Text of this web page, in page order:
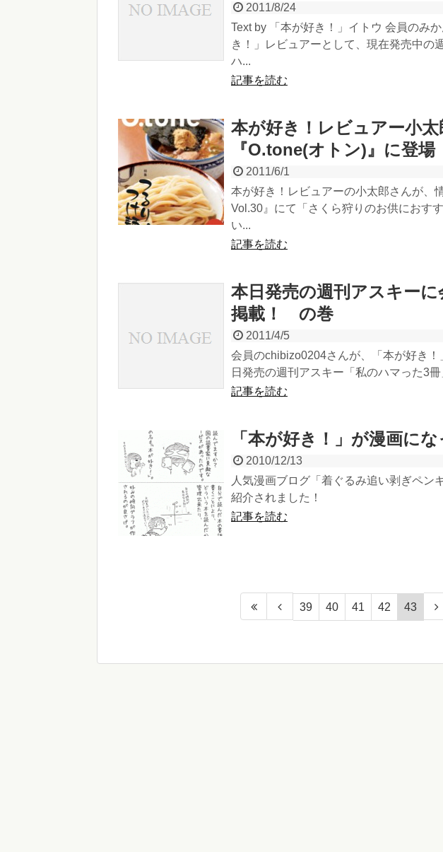
2011/8/24
Text by 「本が好き！」イトウ 会員のみ
き！」レビュアーとして、現在発売中の
ハ...
記事を読む
本が好き！レビュアー小
『O.tone(オトン)』に登
2011/6/1
本が好き！レビュアーの小太郎さんが、
Vol.30』にて「さくら狩りのお供におす
い...
記事を読む
本日発売の週刊アスキー
掲載！ の巻
2011/4/5
会員のchibizo0204さんが、「本が好き
日発売の週刊アスキー「私のハマった3
記事を読む
「本が好き！」が漫画に
2010/12/13
人気漫画ブログ「着ぐるみ追い剥ぎペン
紹介されました！
記事を読む
39 40 41 42 43